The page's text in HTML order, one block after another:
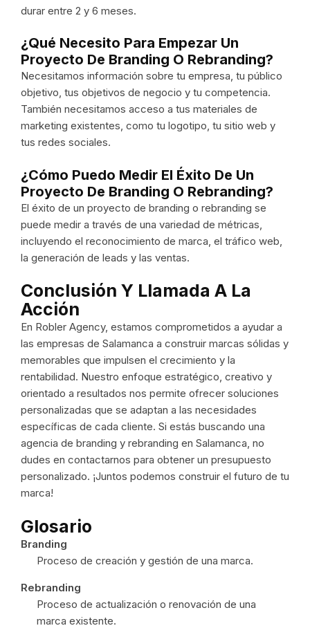
durar entre 2 y 6 meses.
¿Qué Necesito Para Empezar Un
Proyecto De Branding O Rebranding?
Necesitamos información sobre tu empresa, tu público
objetivo, tus objetivos de negocio y tu competencia.
También necesitamos acceso a tus materiales de
marketing existentes, como tu logotipo, tu sitio web y
tus redes sociales.
¿Cómo Puedo Medir El Éxito De Un
Proyecto De Branding O Rebranding?
El éxito de un proyecto de branding o rebranding se
puede medir a través de una variedad de métricas,
incluyendo el reconocimiento de marca, el tráfico web,
la generación de leads y las ventas.
Conclusión Y Llamada A La
Acción
En Robler Agency, estamos comprometidos a ayudar a
las empresas de Salamanca a construir marcas sólidas y
memorables que impulsen el crecimiento y la
rentabilidad. Nuestro enfoque estratégico, creativo y
orientado a resultados nos permite ofrecer soluciones
personalizadas que se adaptan a las necesidades
específicas de cada cliente. Si estás buscando una
agencia de branding y rebranding en Salamanca, no
dudes en contactarnos para obtener un presupuesto
personalizado. ¡Juntos podemos construir el futuro de tu
marca!
Glosario
Branding
Proceso de creación y gestión de una marca.
Rebranding
Proceso de actualización o renovación de una
marca existente.